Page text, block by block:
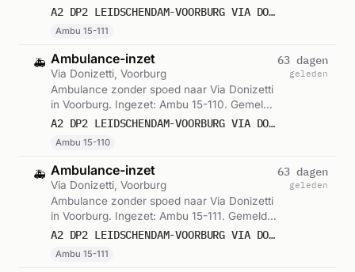
om 11:28.
A2 DP2 LEIDSCHENDAM-VOORBURG VIA DONIZETTI VOORB VWS 15111
Ambu 15-111
🚑 Ambulance-inzet
Via Donizetti, Voorburg
Ambulance zonder spoed naar Via Donizetti
in Voorburg. Ingezet: Ambu 15-110. Gemeld
om 11:37.
A2 DP2 LEIDSCHENDAM-VOORBURG VIA DONIZETTI VOORB VWS 15110
Ambu 15-110
63 dagen
geleden
🚑 Ambulance-inzet
Via Donizetti, Voorburg
Ambulance zonder spoed naar Via Donizetti
in Voorburg. Ingezet: Ambu 15-111. Gemeld
om 12:04.
A2 DP2 LEIDSCHENDAM-VOORBURG VIA DONIZETTI VOORB VWS 15111
Ambu 15-111
63 dagen
geleden